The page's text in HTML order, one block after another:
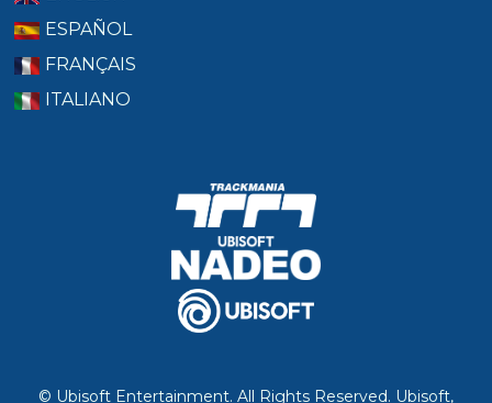
ESPAÑOL
FRANÇAIS
ITALIANO
© Ubisoft Entertainment. All Rights Reserved. Ubisoft,